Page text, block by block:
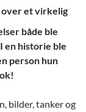
et virkelig
både ble
en historie ble
person hun
bilder, tanker og